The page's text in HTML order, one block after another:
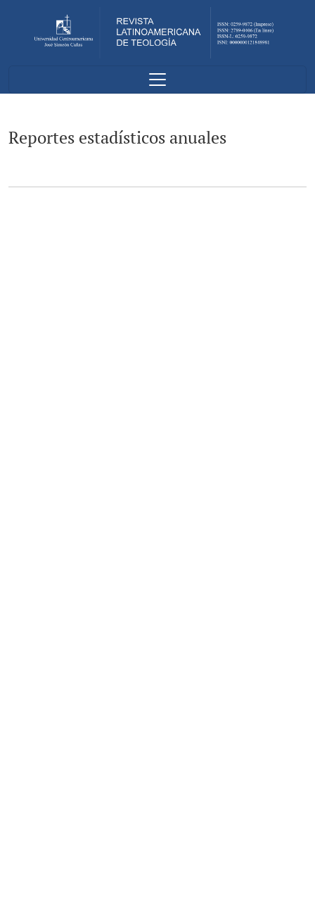
Reportes estadísticos anuales
Reportes estadísticos anuales